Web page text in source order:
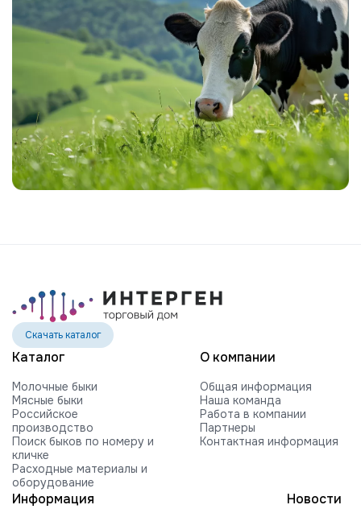
Скачать каталог
Каталог
Молочные быки
Мясные быки
Российское
производство
Поиск быков по номеру и
кличке
Расходные материалы и
оборудование
О компании
Общая информация
Наша команда
Работа в компании
Партнеры
Контактная информация
Информация
Новости